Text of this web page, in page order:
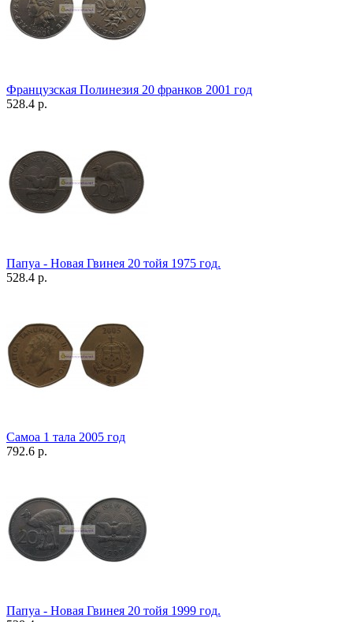
Французская Полинезия 20 франков 2001 год
528.4 р.
Папуа - Новая Гвинея 20 тойя 1975 год.
528.4 р.
Самоа 1 тала 2005 год
792.6 р.
Папуа - Новая Гвинея 20 тойя 1999 год.